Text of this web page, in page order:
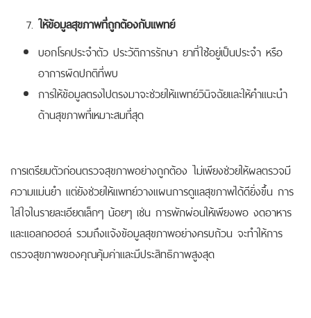
ให้ข้อมูลสุขภาพที่ถูกต้องกับแพทย์
บอกโรคประจำตัว ประวัติการรักษา ยาที่ใช้อยู่เป็นประจำ หรือ
อาการผิดปกติที่พบ
การให้ข้อมูลตรงไปตรงมาจะช่วยให้แพทย์วินิจฉัยและให้คำแนะนำ
ด้านสุขภาพที่เหมาะสมที่สุด
การเตรียมตัวก่อนตรวจสุขภาพอย่างถูกต้อง ไม่เพียงช่วยให้ผลตรวจมี
ความแม่นยำ แต่ยังช่วยให้แพทย์วางแผนการดูแลสุขภาพได้ดียิ่งขึ้น การ
ใส่ใจในรายละเอียดเล็กๆ น้อยๆ เช่น การพักผ่อนให้เพียงพอ งดอาหาร
และแอลกอฮอล์ รวมถึงแจ้งข้อมูลสุขภาพอย่างครบถ้วน จะทำให้การ
ตรวจสุขภาพของคุณคุ้มค่าและมีประสิทธิภาพสูงสุด